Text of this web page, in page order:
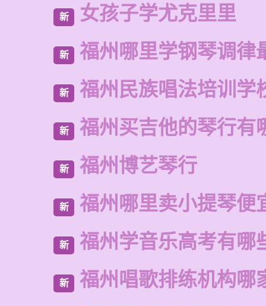
新 女孩子学尤克里里
新 福州哪里学钢琴调律
新 福州民族唱法培训学
新 福州买吉他的琴行有
新 福州博艺琴行
新 福州哪里卖小提琴便
新 福州学音乐高考有哪
新 福州唱歌排练机构哪